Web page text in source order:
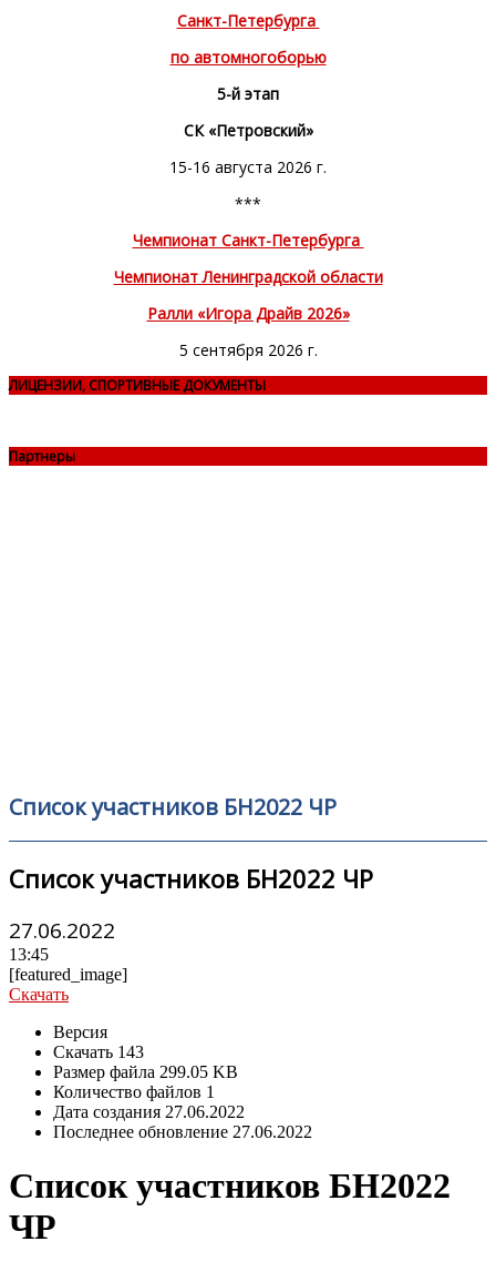
Санкт-Петербурга
по автомногоборью
5-й этап
СК «Петровский»
15-16 августа 2026 г.
***
Чемпионат Санкт-Петербурга
Чемпионат Ленинградской области
Ралли «Игора Драйв 2026»
5 сентября 2026 г.
ЛИЦЕНЗИИ, СПОРТИВНЫЕ ДОКУМЕНТЫ
Партнеры
Список участников БН2022 ЧР
Список участников БН2022 ЧР
27.06.2022
13:45
[featured_image]
Скачать
Версия
Скачать 143
Размер файла 299.05 KB
Количество файлов 1
Дата создания 27.06.2022
Последнее обновление 27.06.2022
Список участников БН2022
ЧР